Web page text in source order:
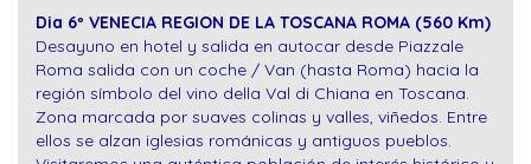
Dia 6º VENECIA REGION DE LA TOSCANA ROMA (560 Km)
Desayuno en hotel y salida en autocar desde Piazzale
Roma salida con un coche / Van (hasta Roma) hacia la
región símbolo del vino della Val di Chiana en Toscana.
Zona marcada por suaves colinas y valles, viñedos. Entre
ellos se alzan iglesias románicas y antiguos pueblos.